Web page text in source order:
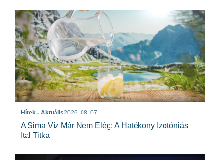
Hírek - Aktuális2026. 08. 07.
A Sima Víz Már Nem Elég: A Hatékony Izotóniás
Ital Titka